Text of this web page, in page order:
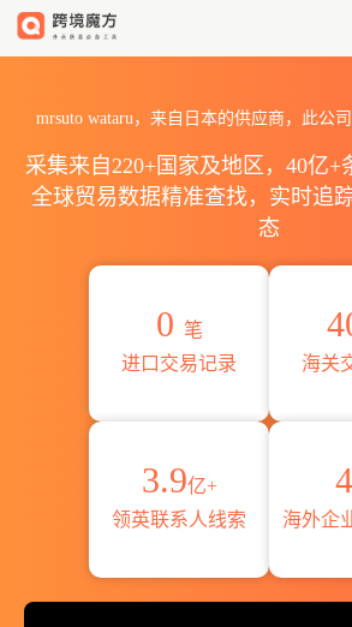
mrsuto wataru，来自日本的供应商，此公
采集来自220+国家及地区，40亿+
全球贸易数据精准查找，实时追
态
0 笔
进口交易记录
海关
3.9亿+
领英联系人线索
4
海外企